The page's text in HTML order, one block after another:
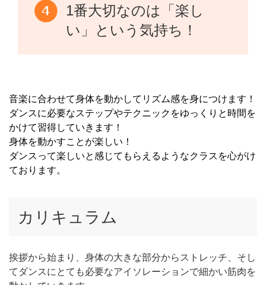
1番大切なのは「楽し
い」という気持ち！
音楽に合わせて身体を動かしてリズム感を身につけます！
ダンスに必要なステップやテクニックをゆっくりと時間を
かけて習得していきます！
身体を動かすことが楽しい！
ダンスって楽しいと感じてもらえるようなクラスを心がけ
ております。
カリキュラム
挨拶から始まり、身体の大きな部分からストレッチ、そし
てダンスにとても必要なアイソレーションで細かい筋肉を